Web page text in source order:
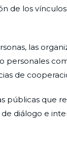
de los
las
personales
de
públicas que
diálogo e